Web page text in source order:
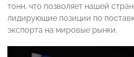
тонн, что позволяет нашей
лидирующие позиции по
экспорта на мировые рынки.